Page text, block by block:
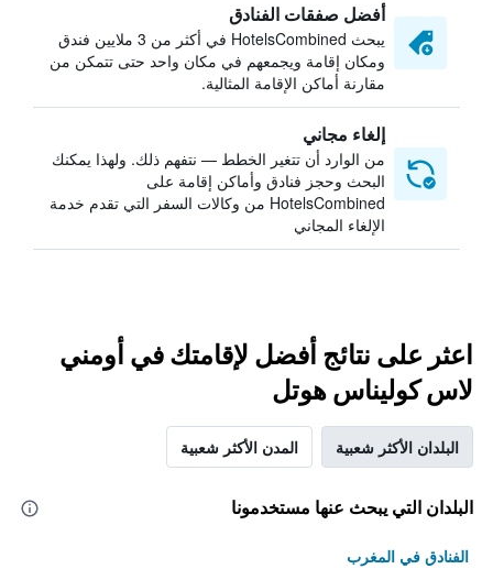
أفضل صفقات الفنادق
يبحث HotelsCombined في أكثر من 3 ملايين فندق
ومكان إقامة ويجمعهم في مكان واحد حتى تتمكن من
مقارنة أماكن الإقامة المثالية.
إلغاء مجاني
من الوارد أن تتغير الخطط — نتفهم ذلك. ولهذا يمكنك
البحث وحجز فنادق وأماكن إقامة على
HotelsCombined من وكالات السفر التي تقدم خدمة
الإلغاء المجاني
اعثر على نتائج أفضل لإقامتك في أومني
لاس كوليناس هوتل
البلدان الأكثر شعبية المدن الأكثر شعبية
البلدان التي يبحث عنها مستخدمونا
الفنادق في المغرب